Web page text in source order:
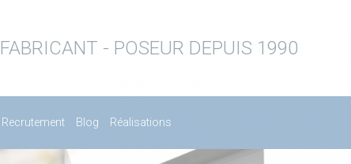
FABRICANT - POSEUR DEPUIS 1990
Recrutement Blog Réalisations